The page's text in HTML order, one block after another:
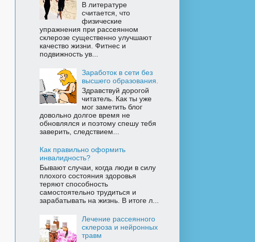
В литературе
считается, что
физические
упражнения при рассеянном
склерозе существенно улучшают
качество жизни. Фитнес и
подвижность ув...
Заработок в сети без
высшего образования.
Здравствуй дорогой
читатель. Как ты уже
мог заметить блог
довольно долгое время не
обновлялся и поэтому спешу тебя
заверить, следствием...
Как правильно оформить
инвалидность?
Бывают случаи, когда люди в силу
плохого состояния здоровья
теряют способность
самостоятельно трудиться и
зарабатывать на жизнь. В итоге л...
Лечение рассеянного
склероза и нейронных
травм